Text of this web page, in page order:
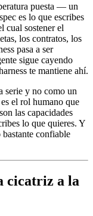
puesta — un
es lo que escribes
cual sostener el
los contratos, los
pasa a ser
sigue cayendo
te mantiene ahí.
serie y no como un
el rol humano que
las capacidades
lo que quieres. Y
bastante confiable
cicatriz a la